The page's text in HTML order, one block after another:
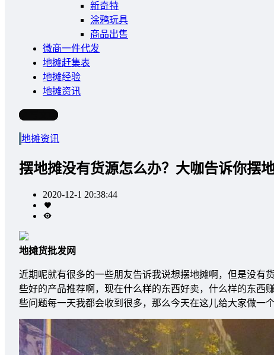
新奇特
涂鸦玩具
商品出售
微商一件代发
地摊赶集表
地摊经验
地摊资讯
写文章
地摊资讯
摆地摊没有货源怎么办？大咖告诉你摆
2020-12-1 20:38:44
地摊货批发网
近期呢就有很多的一些朋友告诉我说想摆地摊啊，但是没有
些好的产品推荐啊，现在什么样的东西好卖，什么样的东西
些问题每一天我都会收到很多，那么今天在这儿给大家做一个